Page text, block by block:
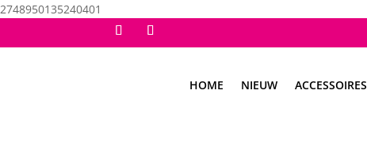
2748950135240401
HOME NIEUW ACCESSOIRES